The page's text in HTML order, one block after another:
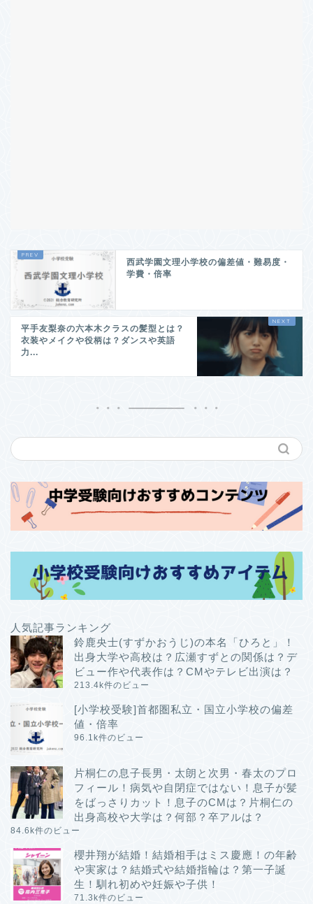
西武学園文理小学校の偏差値・難易度・
学費・倍率
平手友梨奈の六本木クラスの髪型とは？
衣装やメイクや役柄は？ダンスや英語
力...
人気記事ランキング
鈴鹿央士(すずかおうじ)の本名「ひろと」！
出身大学や高校は？広瀬すずとの関係は？デ
ビュー作や代表作は？CMやテレビ出演は？
213.4k件のビュー
[小学校受験]首都圏私立・国立小学校の偏差
値・倍率
96.1k件のビュー
片桐仁の息子長男・太朗と次男・春太のプロ
フィール！病気や自閉症ではない！息子が髪
をばっさりカット！息子のCMは？片桐仁の
出身高校や大学は？何部？卒アルは？
84.6k件のビュー
櫻井翔が結婚！結婚相手はミス慶應！の年齢
や実家は？結婚式や結婚指輪は？第一子誕
生！馴れ初めや妊娠や子供！
71.3k件のビュー